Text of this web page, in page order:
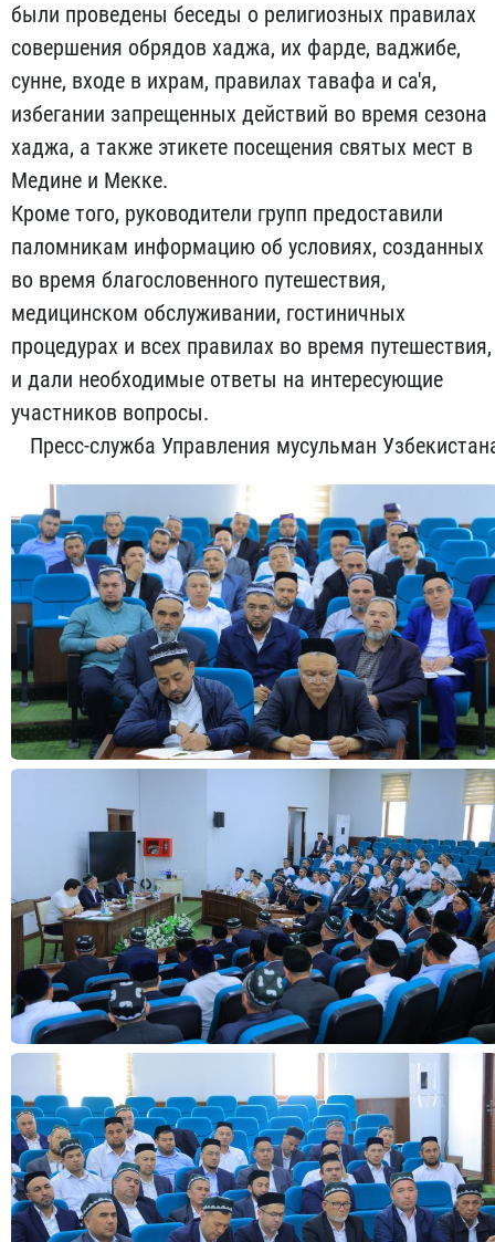
были проведены беседы о религиозных правилах
совершения обрядов хаджа, их фарде, ваджибе,
сунне, входе в ихрам, правилах тавафа и са'я,
избегании запрещенных действий во время сезона
хаджа, а также этикете посещения святых мест в
Медине и Мекке.
Кроме того, руководители групп предоставили
паломникам информацию об условиях, созданных
во время благословенного путешествия,
медицинском обслуживании, гостиничных
процедурах и всех правилах во время путешествия,
и дали необходимые ответы на интересующие
участников вопросы.
Пресс-служба Управления мусульман